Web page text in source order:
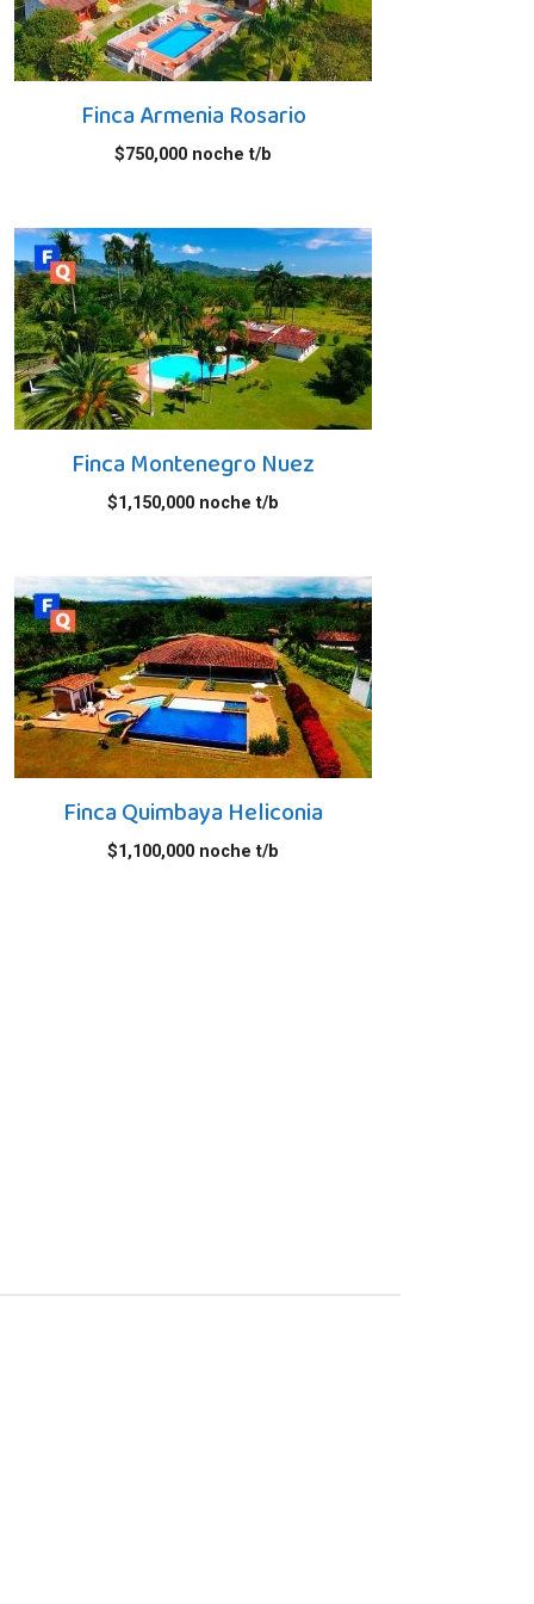
Finca Armenia Rosario
$750,000 noche t/b
Finca Montenegro Nuez
$1,150,000 noche t/b
Finca Quimbaya Heliconia
$1,100,000 noche t/b